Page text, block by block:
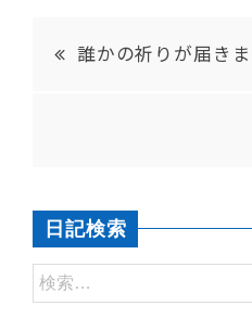
誰かの祈りが届きま
日記検索